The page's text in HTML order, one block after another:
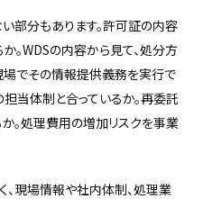
部分もあります。許可証の内容
。WDSの内容から見て、処分方
でその情報提供義務を実行で
当体制と合っているか。再委託
。処理費用の増加リスクを事業
、現場情報や社内体制、処理業